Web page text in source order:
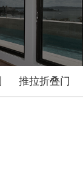
推拉折叠门